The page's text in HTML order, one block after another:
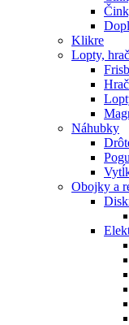
Klikre
Lopty,
Náhubky
Obojky a